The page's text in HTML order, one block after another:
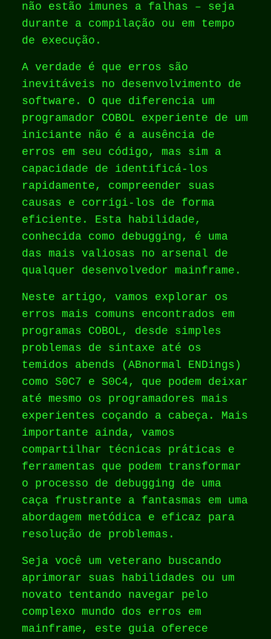
não estão imunes a falhas – seja
durante a compilação ou em tempo
de execução.
A verdade é que erros são
inevitáveis no desenvolvimento de
software. O que diferencia um
programador COBOL experiente de um
iniciante não é a ausência de
erros em seu código, mas sim a
capacidade de identificá-los
rapidamente, compreender suas
causas e corrigi-los de forma
eficiente. Esta habilidade,
conhecida como debugging, é uma
das mais valiosas no arsenal de
qualquer desenvolvedor mainframe.
Neste artigo, vamos explorar os
erros mais comuns encontrados em
programas COBOL, desde simples
problemas de sintaxe até os
temidos abends (ABnormal ENDings)
como S0C7 e S0C4, que podem deixar
até mesmo os programadores mais
experientes coçando a cabeça. Mais
importante ainda, vamos
compartilhar técnicas práticas e
ferramentas que podem transformar
o processo de debugging de uma
caça frustrante a fantasmas em uma
abordagem metódica e eficaz para
resolução de problemas.
Seja você um veterano buscando
aprimorar suas habilidades ou um
novato tentando navegar pelo
complexo mundo dos erros em
mainframe, este guia oferece